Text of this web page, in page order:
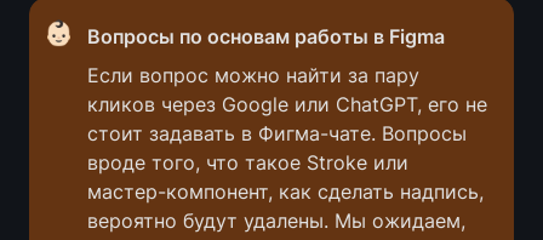
👶🏻
Вопросы по основам работы в Figma
Если вопрос можно найти за пару
кликов через Google или ChatGPT, его не
стоит задавать в Фигма-чате. Вопросы
вроде того, что такое Stroke или
мастер-компонент, как сделать надпись,
вероятно будут удалены. Мы ожидаем,